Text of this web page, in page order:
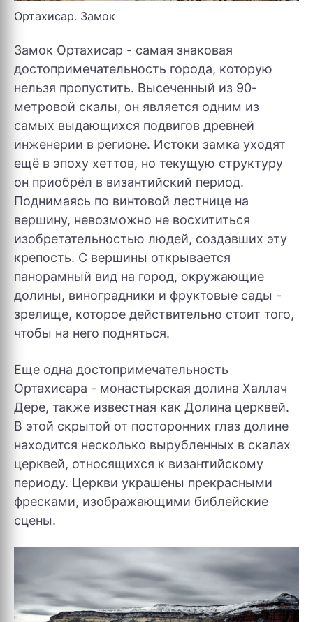
Ортахисар. Замок
Замок Ортахисар - самая знаковая
достопримечательность города, которую
нельзя пропустить. Высеченный из 90-
метровой скалы, он является одним из
самых выдающихся подвигов древней
инженерии в регионе. Истоки замка уходят
ещё в эпоху хеттов, но текущую структуру
он приобрёл в византийский период.
Поднимаясь по винтовой лестнице на
вершину, невозможно не восхититься
изобретательностью людей, создавших эту
крепость. С вершины открывается
панорамный вид на город, окружающие
долины, виноградники и фруктовые сады -
зрелище, которое действительно стоит того,
чтобы на него подняться.
Еще одна достопримечательность
Ортахисара - монастырская долина Халлач
Дере, также известная как Долина церквей.
В этой скрытой от посторонних глаз долине
находится несколько вырубленных в скалах
церквей, относящихся к византийскому
периоду. Церкви украшены прекрасными
фресками, изображающими библейские
сцены.